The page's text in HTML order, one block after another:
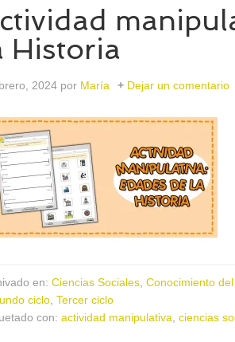
Historia
2024 por María Dejar un comentario
en: Ciencias Sociales Conocimiento
ciclo Tercer ciclo
con: actividad manipulativa ciencias